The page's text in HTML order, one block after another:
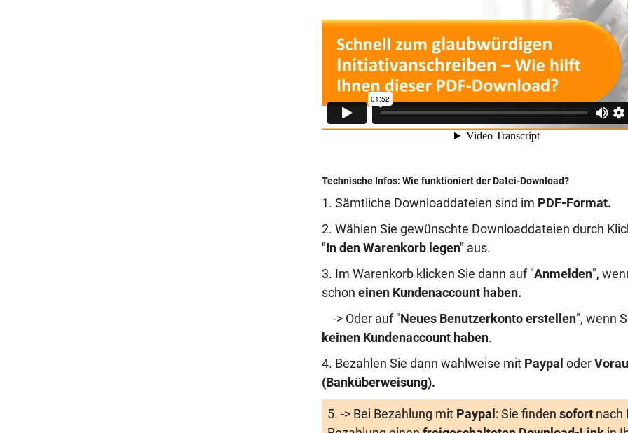
Technische Infos: Wie funktioniert der Datei-Download?
1. Sämtliche Downloaddateien sind im PDF-Format.
2. Wählen Sie gewünschte Downloaddateien durch
"In den Warenkorb legen"aus.
3. Im Warenkorb klicken Sie dann auf "Anmelden",
schon einen Kundenaccount haben.
-> Oder auf " Neues Benutzerkonto erstellen", wenn
keinen Kundenaccount haben.
4. Bezahlen Sie dann wahlweise mit Paypal oder
(Banküberweisung).
5. -> Bei Bezahlung mit Paypal : Sie finden sofort nach